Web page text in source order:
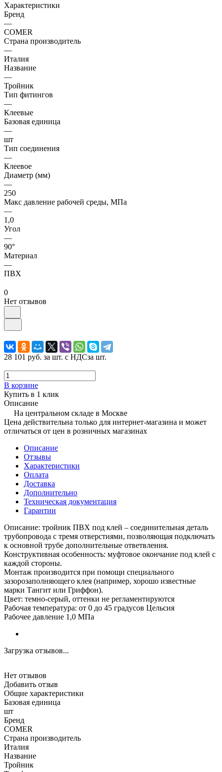
Характеристики
Бренд
—
COMER
Страна производитель
—
Италия
Название
—
Тройник
Тип фитингов
—
Клеевые
Базовая единица
—
шт
Тип соединения
—
Клеевое
Диаметр (мм)
—
250
Макс давление рабочей среды, МПа
—
1,0
Угол
—
90°
Материал
—
ПВХ
0
Нет отзывов
28 101 руб. за шт. с НДСза шт.
В корзине
Купить в 1 клик
Описание
На центральном складе в Москве
Цена действительна только для интернет-магазина и может
отличаться от цен в розничных магазинах
Описание
Отзывы
Характеристики
Оплата
Доставка
Дополнительно
Техническая документация
Гарантии
Описание: тройник ПВХ под клей – соединительная деталь
трубопровода с тремя отверстиями, позволяющая подключать
к основной трубе дополнительные ответвления.
Конструктивная особенность: муфтовое окончание под клей с
каждой стороны.
Монтаж производится при помощи специального
зазорозаполняющего клея (например, хорошо известные
марки Тангит или Гриффон).
Цвет: темно-серый, оттенки не регламентируются
Рабочая температура: от 0 до 45 градусов Цельсия
Рабочее давление 1,0 МПа
Загрузка отзывов...
Нет отзывов
Добавить отзыв
Общие характеристики
Базовая единица
шт
Бренд
COMER
Страна производитель
Италия
Название
Тройник